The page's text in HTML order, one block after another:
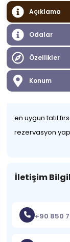
Açıklama
Odalar
Özellikler
Konum
en uygun tatil
rezervasyon
İletişim
+90 850